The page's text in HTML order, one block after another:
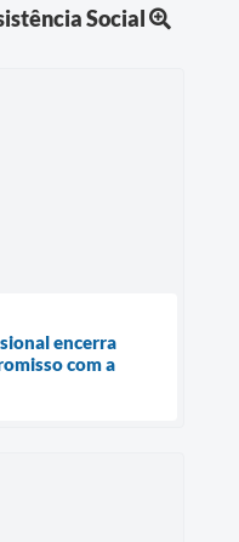
Social
encerra
com a